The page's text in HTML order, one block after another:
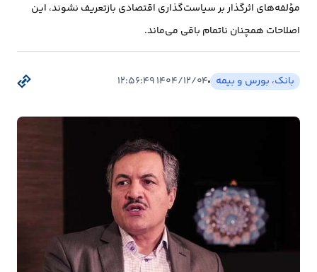
بورس
و
اقتصاد
جهان
تجارت
کشاورزی
مؤلفه‌های اثرگذار بر سیاست‌گذاری اقتصادی بازتعریف نشوند، این
اصلاحات همچنان ناتمام باقی می‌ماند.
بانک، بورس و بیمه ۱۴۰۴/۱۲/۰۴ ۱۲:۵۶:۴۹